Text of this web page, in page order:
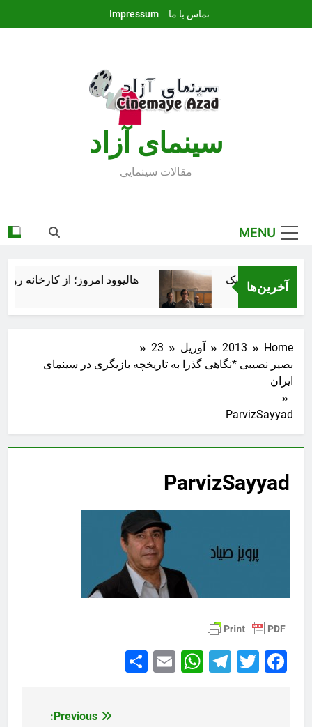
تماس با ما Impressum
سينماى آزاد
مقالات سينمايى
MENU
آخرین‌ها هالیوود امروز؛ از کارخانه
Home
2013 آوریل
23
بصیر نصیبی *نگاهی گذرا به تاریخچه بازیگری در سینمای
ایران
ParvizSayyad
ParvizSayyad
Facebook
Twitter
Telegram
WhatsApp
Email
Previous: